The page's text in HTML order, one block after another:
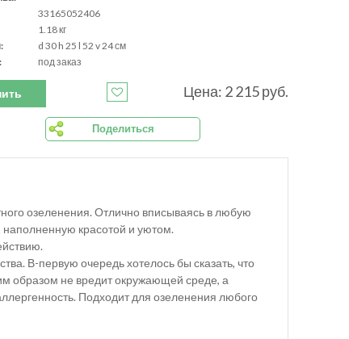
33165052406
1.18 кг
d 30 h 25 l 52 v 24 см
под заказ
Цена: 2 215 руб.
Поделиться
озеленения. Отлично вписываясь в любую
наполненную красотой и уютом.
В-первую очередь хотелось бы сказать, что
образом не вредит окружающей среде, а
Подходит для озеленения любого